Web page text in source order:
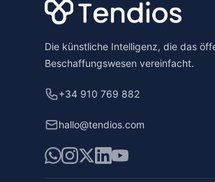
Die künstliche Intelligenz, die das
Beschaffungswesen vereinfacht.
+34 910 769 882
hallo@tendios.com
WhatsApp
Instagram
X LinkedIn
YouTube